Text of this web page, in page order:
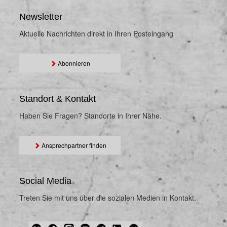
Newsletter
Aktuelle Nachrichten direkt in Ihren Posteingang
Abonnieren
Standort & Kontakt
Haben Sie Fragen? Standorte in Ihrer Nähe.
Ansprechpartner finden
Social Media
Treten Sie mit uns über die sozialen Medien in Kontakt.